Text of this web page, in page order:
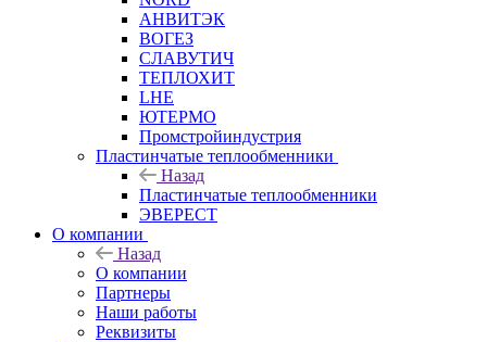
АНВИТЭК
ВОГЕЗ
СЛАВУТИЧ
ТЕПЛОХИТ
LHE
ЮТЕРМО
Промстройиндустрия
Пластинчатые теплообменники
Назад
Пластинчатые теплообменники
ЭВЕРЕСТ
О компании
Назад
О компании
Партнеры
Наши работы
Реквизиты